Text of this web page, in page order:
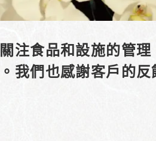
注食品和設施的管
我們也感謝客戶的